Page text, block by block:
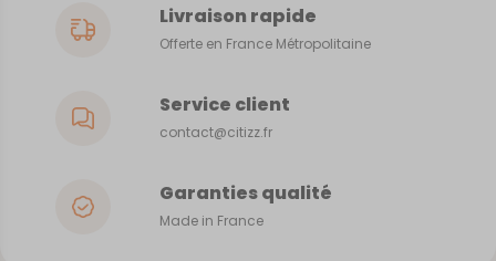
Livraison rapide
Offerte en France Métropolitaine
Service client
contact@citizz.fr
Garanties qualité
Made in France